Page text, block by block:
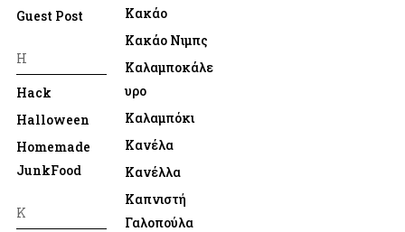
Guest Post
H
Hack
Halloween
Homemade
JunkFood
K
Κακάο
Κακάο Νιμπς
Καλαμποκάλε
υρο
Καλαμπόκι
Κανέλα
Κανέλλα
Καπνιστή
Γαλοπούλα